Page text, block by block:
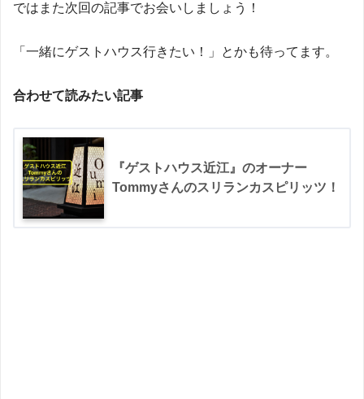
ではまた次回の記事でお会いしましょう！
「一緒にゲストハウス行きたい！」とかも待ってます。
合わせて読みたい記事
『ゲストハウス近江』のオーナー
Tommyさんのスリランカスピリッツ！